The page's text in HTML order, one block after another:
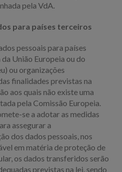
pela VdA.
para países terceiros
pessoais para países
União Europeia ou do
ou organizações
finalidades previstas na
aos quais não existe uma
pela Comissão Europeia.
se a adotar as medidas
assegurar a
dos dados pessoais, nos
em matéria de proteção de
os dados transferidos serão
previstas na lei, sendo